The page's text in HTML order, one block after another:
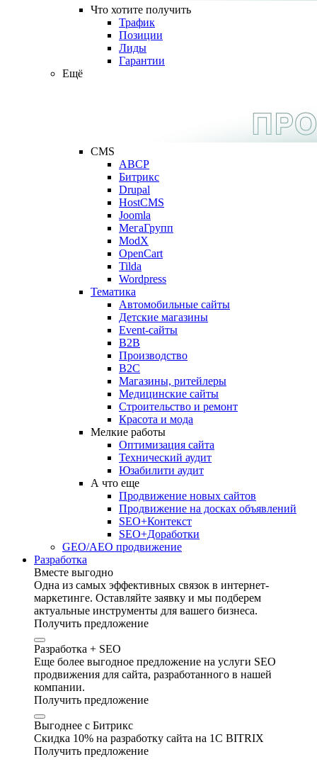
Что хотите получить
Трафик
Позиции
Лиды
Гарантии
Ещё
CMS
ABCP
Битрикс
Drupal
HostCMS
Joomla
МегаГрупп
ModX
OpenCart
Tilda
Wordpress
Тематика
Автомобильные сайты
Детские магазины
Event-сайты
B2B
Производство
B2C
Магазины, ритейлеры
Медицинские сайты
Строительство и ремонт
Красота и мода
Мелкие работы
Оптимизация сайта
Технический аудит
Юзабилити аудит
А что еще
Продвижение новых сайтов
Продвижение на досках объявлений
SEO+Контекст
SEO+Доработки
GEO/AEO продвижение
Разработка
Вместе выгодно
Одна из самых эффективных связок в интернет-
маркетинге. Оставляйте заявку и мы подберем
актуальные инструменты для вашего бизнеса.
Получить предложение
Разработка + SEO
Еще более выгодное предложение на услуги SEO
продвижения для сайта, разработанного в нашей
компании.
Получить предложение
Выгоднее с Битрикс
Скидка 10% на разработку сайта на 1C BITRIX
Получить предложение